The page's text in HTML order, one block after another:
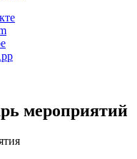
мероприятий